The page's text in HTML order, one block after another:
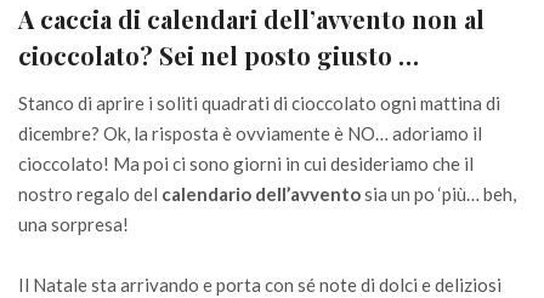
A caccia di calendari dell’avvento non al
cioccolato? Sei nel posto giusto …
Stanco di aprire i soliti quadrati di cioccolato ogni mattina di
dicembre? Ok, la risposta è ovviamente è NO… adoriamo il
cioccolato! Ma poi ci sono giorni in cui desideriamo che il
nostro regalo del calendario dell’avventosia un po ‘più… beh,
una sorpresa!
Il Natale sta arrivando e porta con sé note di dolci e deliziosi